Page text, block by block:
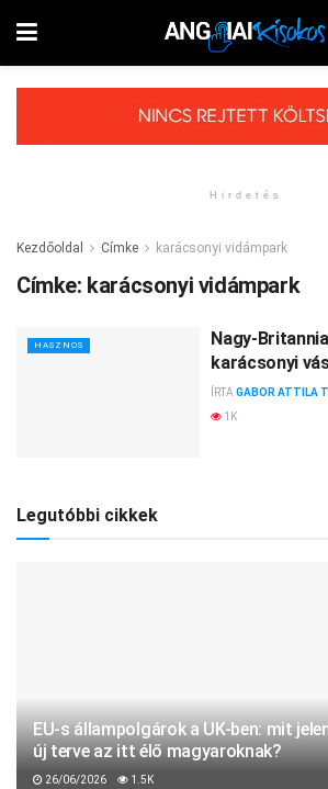
Hirdetés
Kezdőoldal Címke karácsonyi vidámpark
Címke: karácsonyi vidámpark
HASZNOS
Nagy-
karácsonyi
ÍRTA GABOR ATTILA
1K
Legutóbbi cikkek
EU-s állampolgárok a UK-ben: mit
új terve az itt élő magyaroknak?
26/06/2026 1.5K